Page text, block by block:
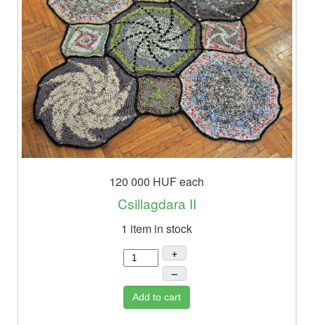
120 000 HUFeach
Csillagdara II
1 item in stock
+
–
Add to cart